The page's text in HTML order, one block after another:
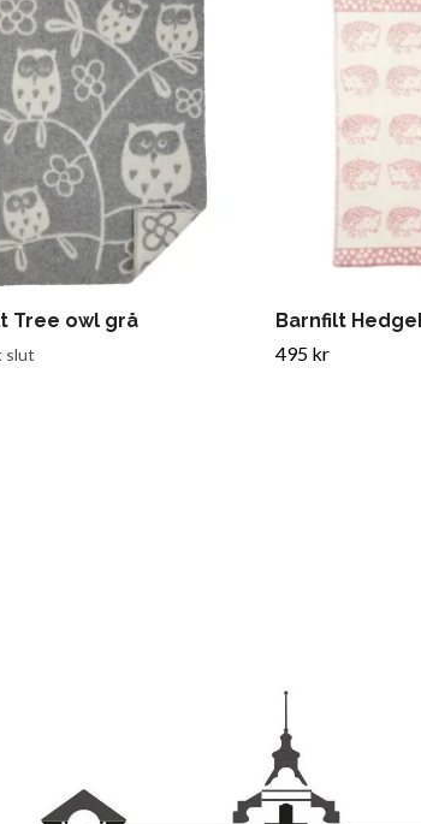
Tree owl grå
slut
Barnfilt
495 kr